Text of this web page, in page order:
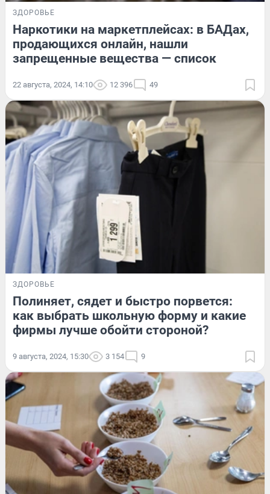
ЗДОРОВЬЕ
Наркотики на маркетплейсах: в БАДах,
продающихся онлайн, нашли
запрещенные вещества — список
22 августа, 2024, 14:10 12 396 49
ЗДОРОВЬЕ
Полиняет, сядет и быстро порвется:
как выбрать школьную форму и какие
фирмы лучше обойти стороной?
9 августа, 2024, 15:30 3 154 9